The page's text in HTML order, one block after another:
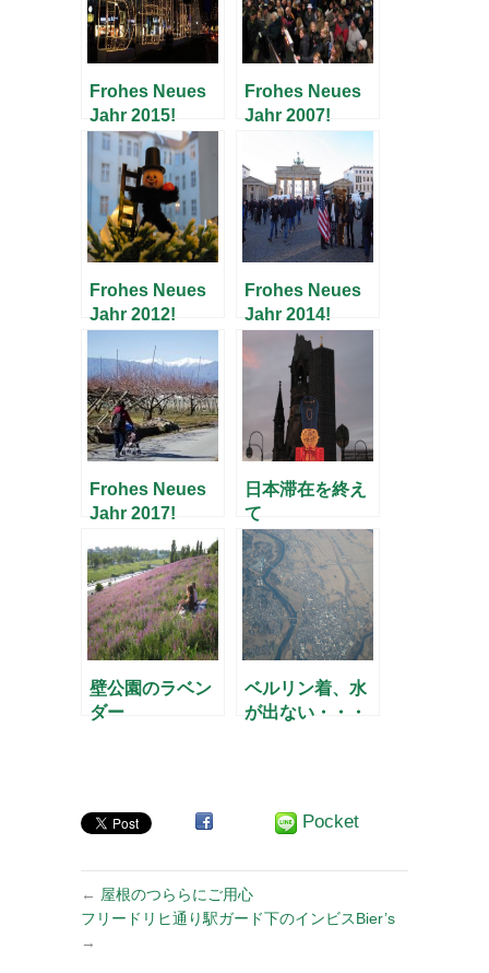
Frohes Neues
Jahr 2015!
Frohes Neues
Jahr 2007!
Frohes Neues
Jahr 2012!
Frohes Neues
Jahr 2014!
Frohes Neues
Jahr 2017!
日本滞在を終え
て
壁公園のラベン
ダー
ベルリン着、水
が出ない・・・
Pocket
← 屋根のつららにご用心
フリードリヒ通り駅ガード下のインビスBier’s
→